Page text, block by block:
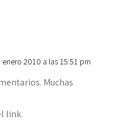
enero 2010 a las 15:51 pm
Muchas
link.